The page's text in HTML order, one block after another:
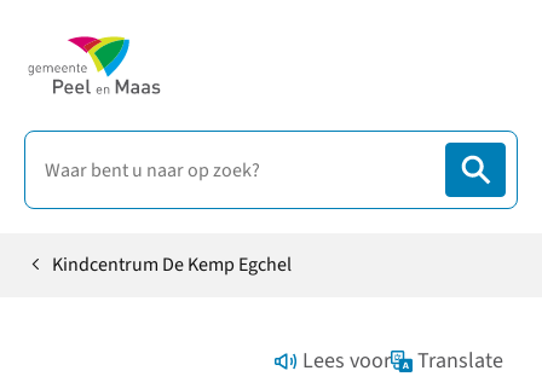
HomeKindcentrum De Kemp Egchel
Lees voor Translate